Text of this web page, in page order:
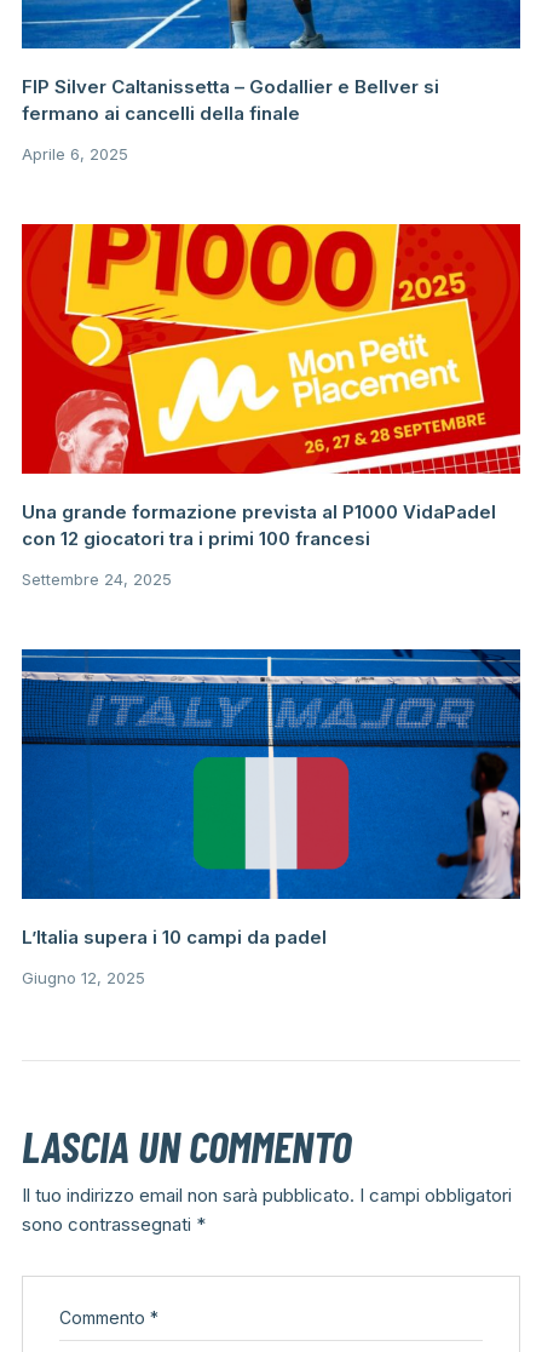
FIP Silver Caltanissetta – Godallier e Bellver si
fermano ai cancelli della finale
Aprile 6, 2025
Una grande formazione prevista al P1000 VidaPadel
con 12 giocatori tra i primi 100 francesi
Settembre 24, 2025
L’Italia supera i 10 campi da padel
Giugno 12, 2025
LASCIA UN COMMENTO
Il tuo indirizzo email non sarà pubblicato. I campi obbligatori
sono contrassegnati *
Commento *